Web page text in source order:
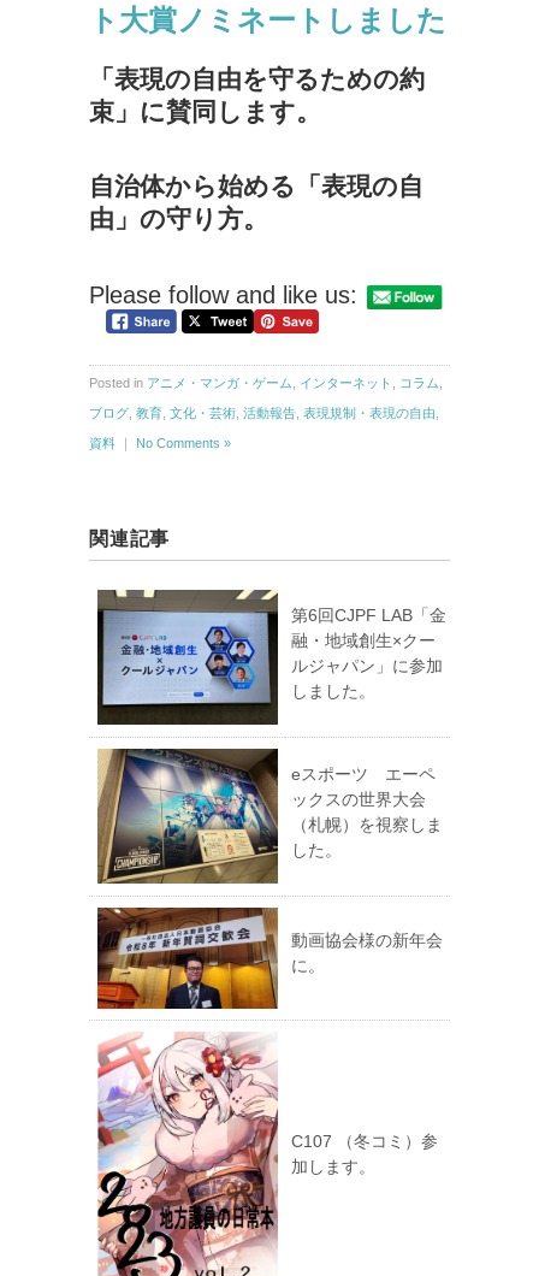
ト大賞ノミネートしました
「表現の自由を守るための約
束」に賛同します。
自治体から始める「表現の自
由」の守り方。
Please follow and like us:
Posted in アニメ・マンガ・ゲーム インターネット コラム
ブログ 教育 文化・芸術 活動報告 表現規制・表現の自由
資料 ｜ No Comments »
関連記事
第6回CJPF LAB「金
融・地域創生×クー
ルジャパン」に参加
しました。
eスポーツ エーペ
ックスの世界大会
（札幌）を視察しま
した。
動画協会様の新年会
に。
C107 （冬コミ）参
加します。